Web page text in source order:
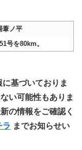
葦ノ平
号を80km。
基づいておりま
い可能性もありま
の情報をご確認く
ラ までお知らせい